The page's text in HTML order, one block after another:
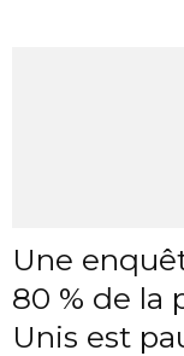
Une
80 % de la
Unis est